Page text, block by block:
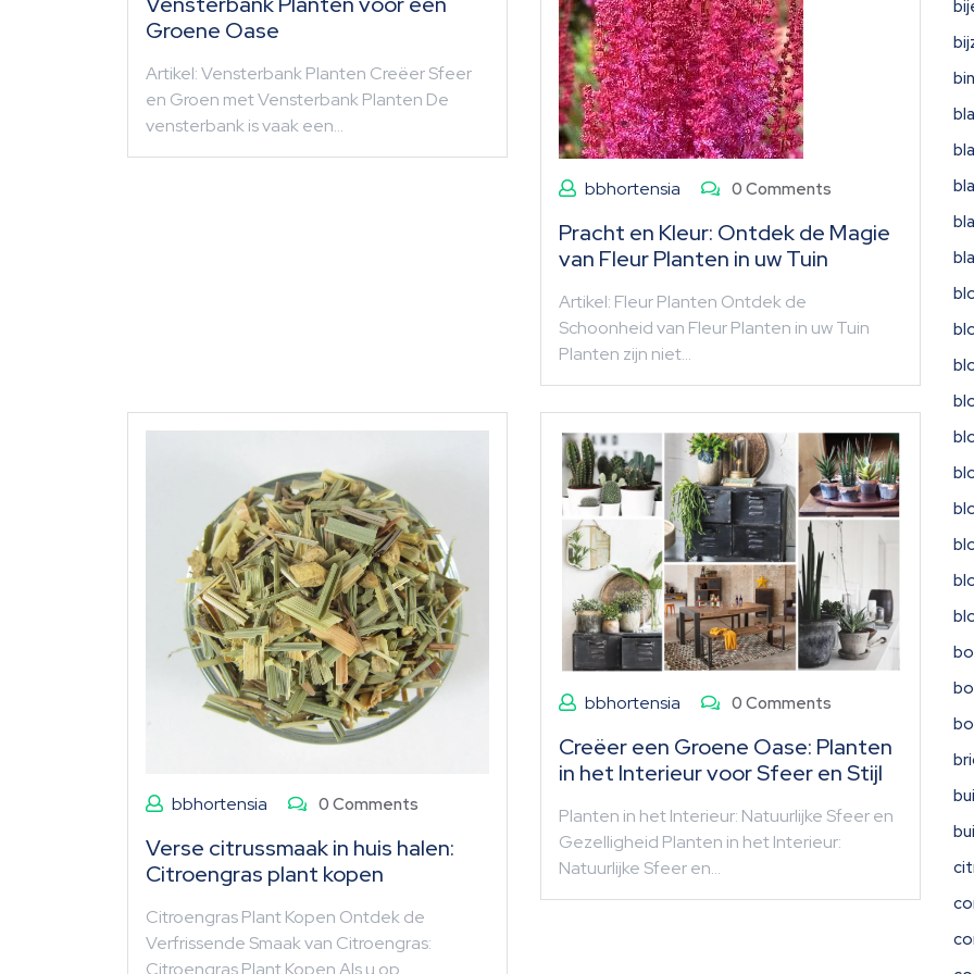
Groene Oase
Artikel: Vensterbank Planten Creëer Sfeer
en Groen met Vensterbank Planten De
vensterbank is vaak een…
bbhortensia 0 Comments
Pracht en Kleur: Ontdek de Magie
van Fleur Planten in uw Tuin
Artikel: Fleur Planten Ontdek de
Schoonheid van Fleur Planten in uw Tuin
Planten zijn niet…
bbhortensia 0 Comments
Verse citrussmaak in huis halen:
Citroengras plant kopen
Citroengras Plant Kopen Ontdek de
Verfrissende Smaak van Citroengras:
Citroengras Plant Kopen Als u op…
bbhortensia 0 Comments
Creëer een Groene Oase: Planten
in het Interieur voor Sfeer en Stijl
Planten in het Interieur: Natuurlijke Sfeer en
Gezelligheid Planten in het Interieur:
Natuurlijke Sfeer en…